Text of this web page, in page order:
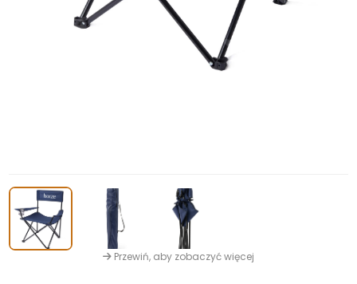
Przewiń, aby zobaczyć więcej